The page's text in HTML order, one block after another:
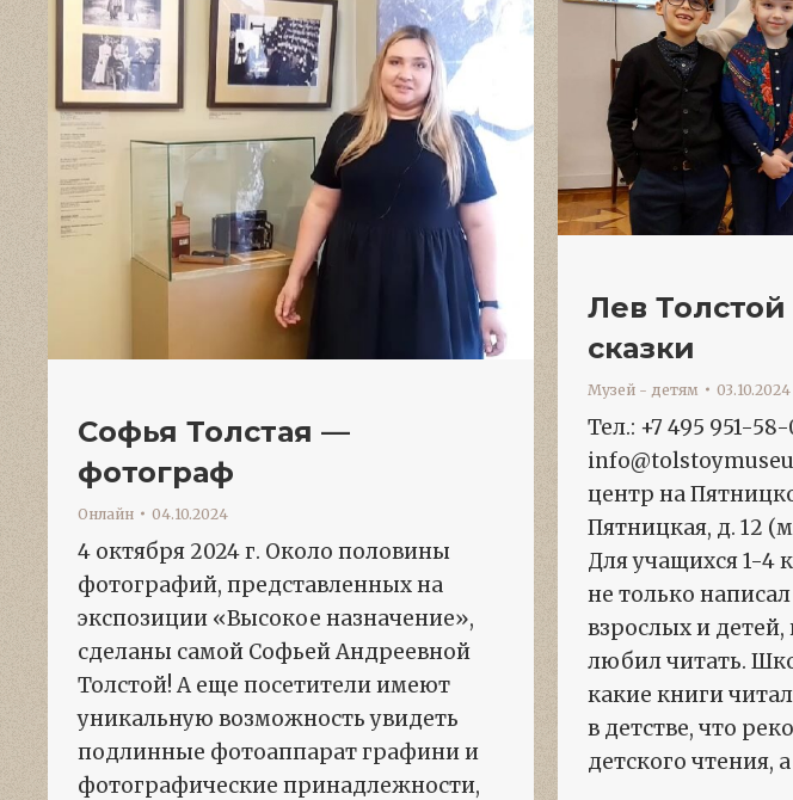
Софья Толстая —
фотограф
Онлайн 04.10.2024
4 октября 2024 г. Около половины
фотографий, представленных на
экспозиции «Высокое назначение»,
сделаны самой Софьей Андреевной
Толстой! А еще посетители имеют
уникальную возможность увидеть
подлинные фотоаппарат графини и
фотографические принадлежности,
Лев Толстой
сказки
Музей - детям 03.10.2024
Тел.: +7 495 951-
центр на
Пятницкая, д. 12
Для учащихся 1-4
не только
взрослых и детей,
любил читать.
какие книги
в детстве, что
детского чтения,